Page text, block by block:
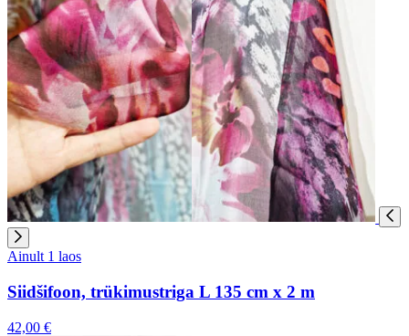
Ainult 1 laos
Siidšifoon, trükimustriga L 135 cm x 2 m
42,00 €